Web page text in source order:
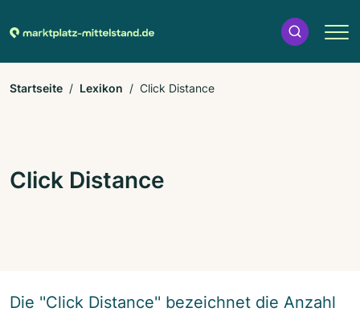
Startseite Lexikon Click Distance
Click Distance
Die ''Click Distance'' bezeichnet die Anzahl